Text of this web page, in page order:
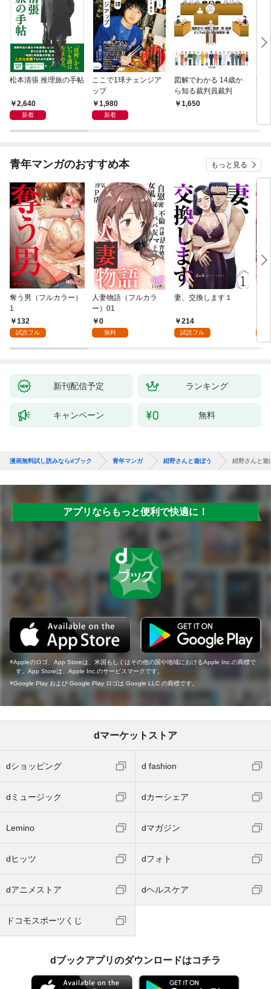
松本清張 推理旅の手帖
2,640
新着
ここで1球チェンジア
ップ
1,980
新着
図解でわかる 14歳か
ら知る裁判員裁判
1,650
深
青年マンガのおすすめ本 もっと見る
奪う男（フルカラー）
1
132
試読フル
人妻物語（フルカラ
ー）01
0
無料
妻、交換します１
214
試読フル
な
新刊配信予定 ランキング
キャンペーン 無料
漫画無料試し読みならdブック 青年マンガ 紺野さんと遊ぼう 紺野さんと遊
アプリならもっと便利で快適に！
Appleのロゴ、App Storeは、米国もしくはその他の国や地域におけるApple Inc.の商標で
す。App Storeは、Apple Inc.のサービスマークです。
Google Play および Google Play ロゴは Google LLC の商標です。
dマーケットストア
dショッピング d fashion
dミュージック dカーシェア
Lemino dマガジン
dヒッツ dフォト
dアニメストア dヘルスケア
ドコモスポーツくじ
dブックアプリのダウンロードはコチラ